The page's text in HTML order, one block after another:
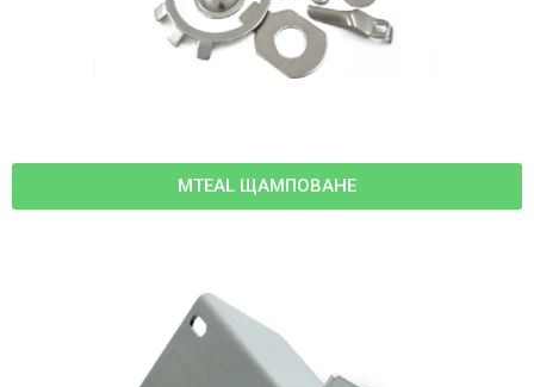
MTEAL ЩАМПОВАНЕ